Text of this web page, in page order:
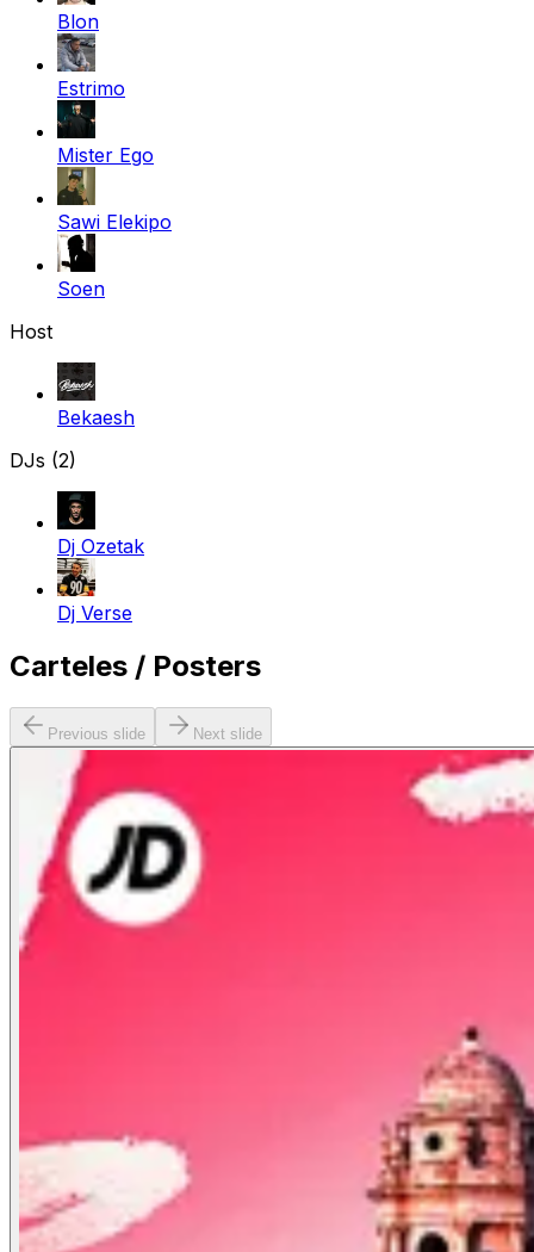
Blon
Estrimo
Mister Ego
Sawi Elekipo
Soen
Host
Bekaesh
DJs (2)
Dj Ozetak
Dj Verse
Carteles / Posters
Previous slide Next slide